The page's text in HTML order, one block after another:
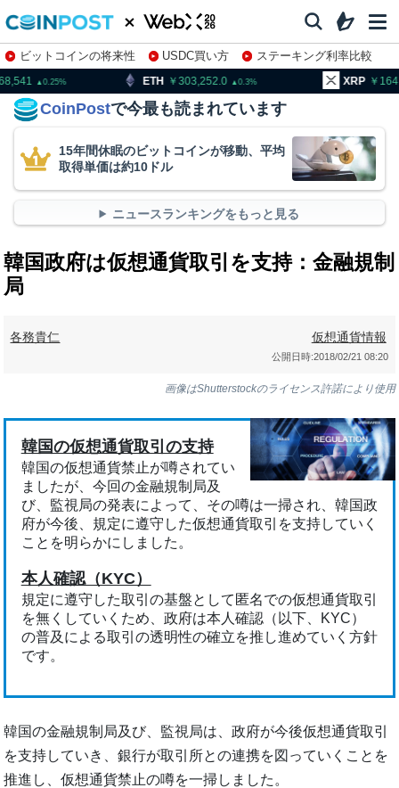
ビットコインの将来性 USDC買い方
ステーキング利率比較
株特集・関連銘柄
303,252.0 XRP 164.42
CoinPostで今最も読まれています
15年間休眠のビットコインが移動、平均
取得単価は約10ドル
ニュースランキングをもっと見る
韓国政府は仮想通貨取引を支持：金融規制
局
各務貴仁 仮想通貨情報
公開日時:2018/02/21 08:20
画像はShutterstockのライセンス許諾により使用
韓国の仮想通貨取引の支持
韓国の仮想通貨禁止が噂されてい
ましたが、今回の金融規制局及
び、監視局の発表によって、その噂は一掃され、韓国政
府が今後、規定に遵守した仮想通貨取引を支持していく
ことを明らかにしました。
本人確認（KYC）
規定に遵守した取引の基盤として匿名での仮想通貨取引
を無くしていくため、政府は本人確認（以下、KYC）
の普及による取引の透明性の確立を推し進めていく方針
です。
韓国の金融規制局及び、監視局は、政府が今後仮想通貨取引
を支持していき、銀行が取引所との連携を図っていくことを
推進し、仮想通貨禁止の噂を一掃しました。